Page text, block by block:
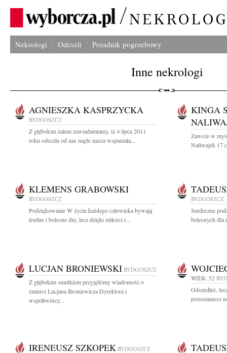
Nekrologi Odeszli Poradnik pogrzebowy
Inne nekrologi
AGNIESZKA KASPRZYCKA
BYDGOSZCZ
Z głębokim żalem zawiadamiamy, iż 4 lipca 2011
roku odeszła od nas nagle nasza wspaniała...
KINGA
Zawsze w
Naliwajek 17
KLEMENS GRABOWSKI
BYDGOSZCZ
Podziękowanie W życiu każdego człowieka bywają
trudne i bolesne dni, lecz dzięki miłości i...
BYDGOSZCZ
Serdeczne
bolesnych dla
LUCJAN BRONIEWSKI BYDGOSZCZ
Z głębokim smutkiem przyjęliśmy wiadomość o
śmierci Lucjana Broniewicza Dyrektora i
współtwórcy...
WIEK: 52
Odszedłeś,
pozostaniesz
IRENEUSZ SZKOPEK BYDGOSZCZ